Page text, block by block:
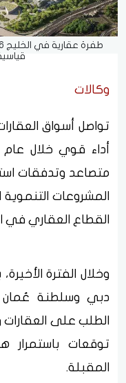
وكالات
تواصل أسواق
متصاعد وتدفقات
المشروعات
القطاع العقاري في
وخلال الفترة
دبي وسلطنة عُمان
الطلب على
توقعات باستمرار
المقبلة.